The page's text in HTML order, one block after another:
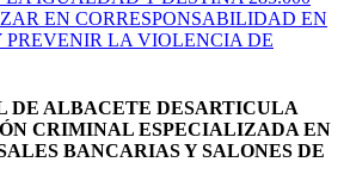
DE ALBACETE DESARTICULA
CRIMINAL ESPECIALIZADA EN
BANCARIAS Y SALONES DE